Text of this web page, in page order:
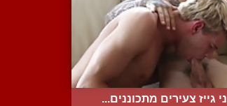
גייז צעירים מתכוננים...